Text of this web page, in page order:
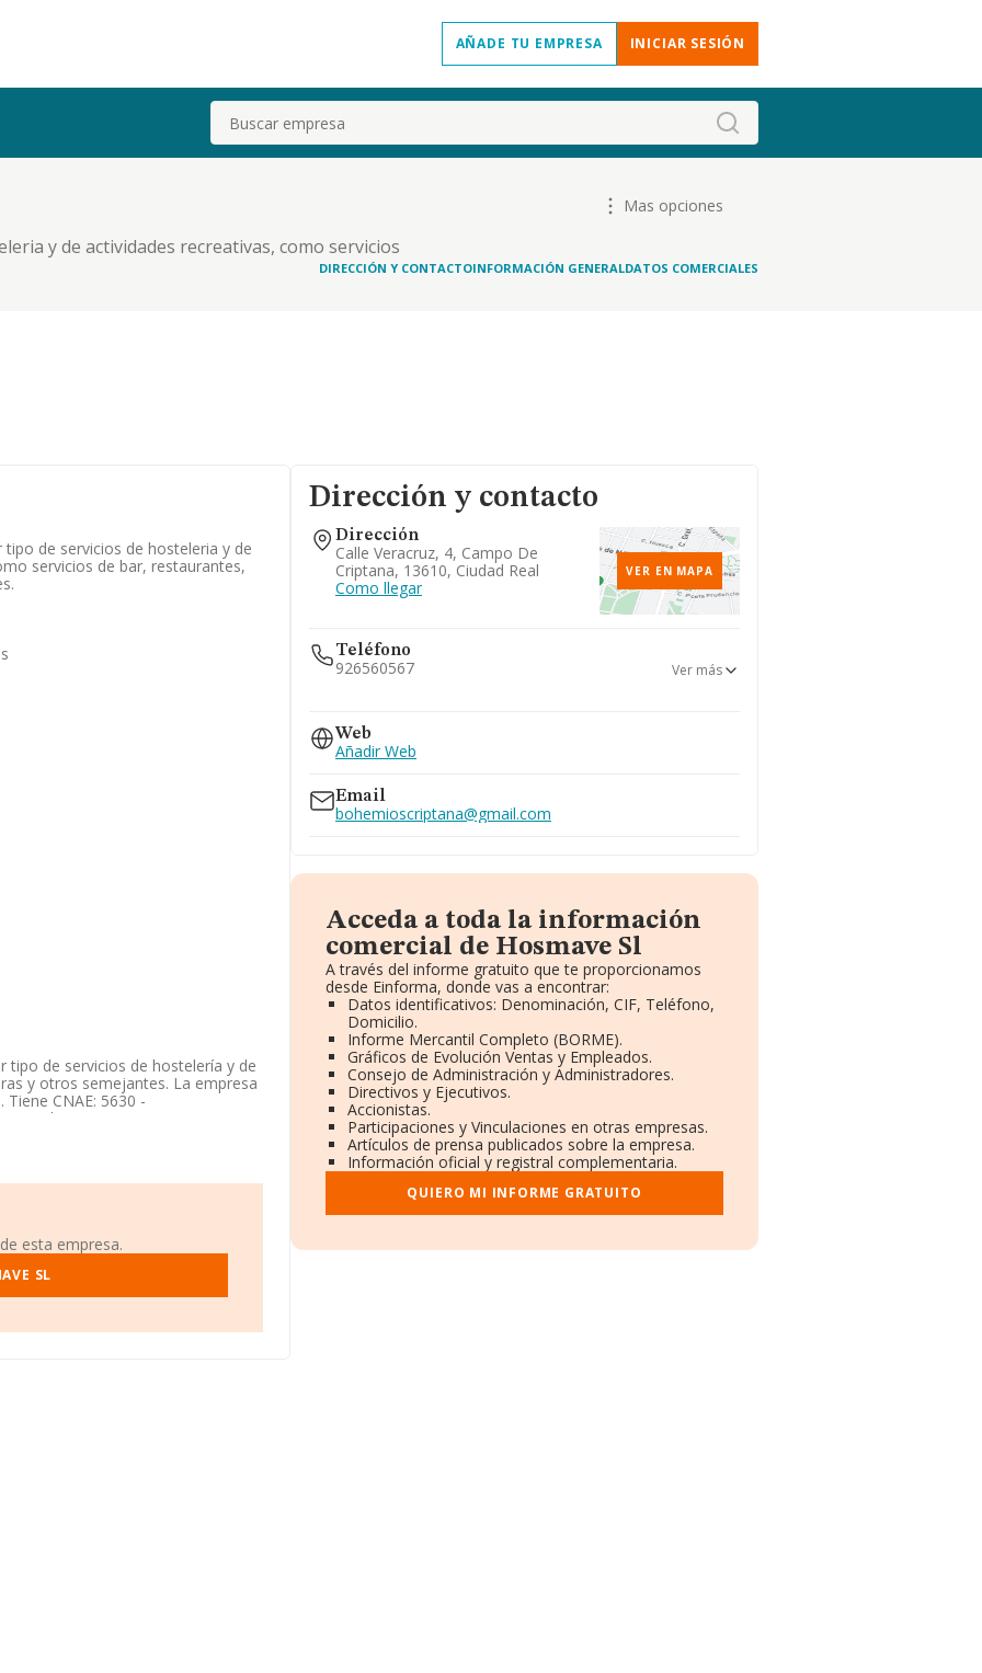
AÑADE TU EMPRESA INICIAR SESIÓN
Buscar
y de actividades recreativas, como servicios
Mas opciones
DIRECCIÓN Y CONTACTOINFORMACIÓN GENERALDATOS COMERCIALES
de servicios de hosteleria y de
servicios de bar, restaurantes,
tipo de servicios de hostelería y de
y otros semejantes. La empresa
CNAE: 5630 -
exteriores.
núm. 4, (13610), Campo De
entre todas las compañías es de
esta empresa.
SL
Dirección y contacto
Dirección
Calle Veracruz, 4, Campo De
Criptana, 13610, Ciudad Real
Como llegar
VER EN MAPA
Teléfono
926560567
Ver teléfono 609...
926563544
Ver teléfono 678...
Ver más
Web
Añadir Web
Email
bohemioscriptana@gmail.com
Acceda a toda la información
comercial de Hosmave Sl
A través del informe gratuito que te proporcionamos
desde Einforma, donde vas a encontrar:
Datos identificativos: Denominación, CIF, Teléfono,
Domicilio.
Informe Mercantil Completo (BORME).
Gráficos de Evolución Ventas y Empleados.
Consejo de Administración y Administradores.
Directivos y Ejecutivos.
Accionistas.
Participaciones y Vinculaciones en otras empresas.
Artículos de prensa publicados sobre la empresa.
Información oficial y registral complementaria.
QUIERO MI INFORME GRATUITO